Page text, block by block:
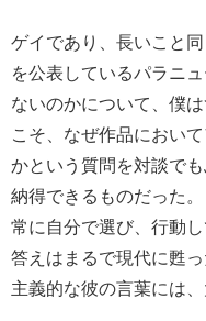
ゲイであり、長いこと
を公表しているパラニ
ないのかについて、僕
こそ、なぜ作品におい
かという質問を対談で
納得できるものだった
常に自分で選び、行動
答えはまるで現代に甦
主義的な彼の言葉には